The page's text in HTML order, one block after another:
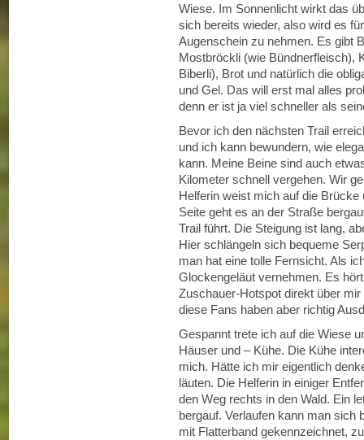
Wiese. Im Sonnenlicht wirkt das
sich bereits wieder, also wird es
Augenschein zu nehmen. Es gibt
Mostbröckli (wie Bündnerfleisch),
Biberli), Brot und natürlich die
und Gel. Das will erst mal alles
denn er ist ja viel schneller als
Bevor ich den nächsten Trail
und ich kann bewundern, wie
kann. Meine Beine sind auch
Kilometer schnell vergehen. Wir
Helferin weist mich auf die
Seite geht es an der Straße
Trail führt. Die Steigung ist lang,
Hier schlängeln sich bequeme
man hat eine tolle Fernsicht. Als
Glockengeläut vernehmen. Es
Zuschauer-Hotspot direkt über
diese Fans haben aber richtig
Gespannt trete ich auf die Wiese
Häuser und – Kühe. Die Kühe
mich. Hätte ich mir eigentlich
läuten. Die Helferin in einiger
den Weg rechts in den Wald. Ein
bergauf. Verlaufen kann man sich
mit Flatterband gekennzeichnet,